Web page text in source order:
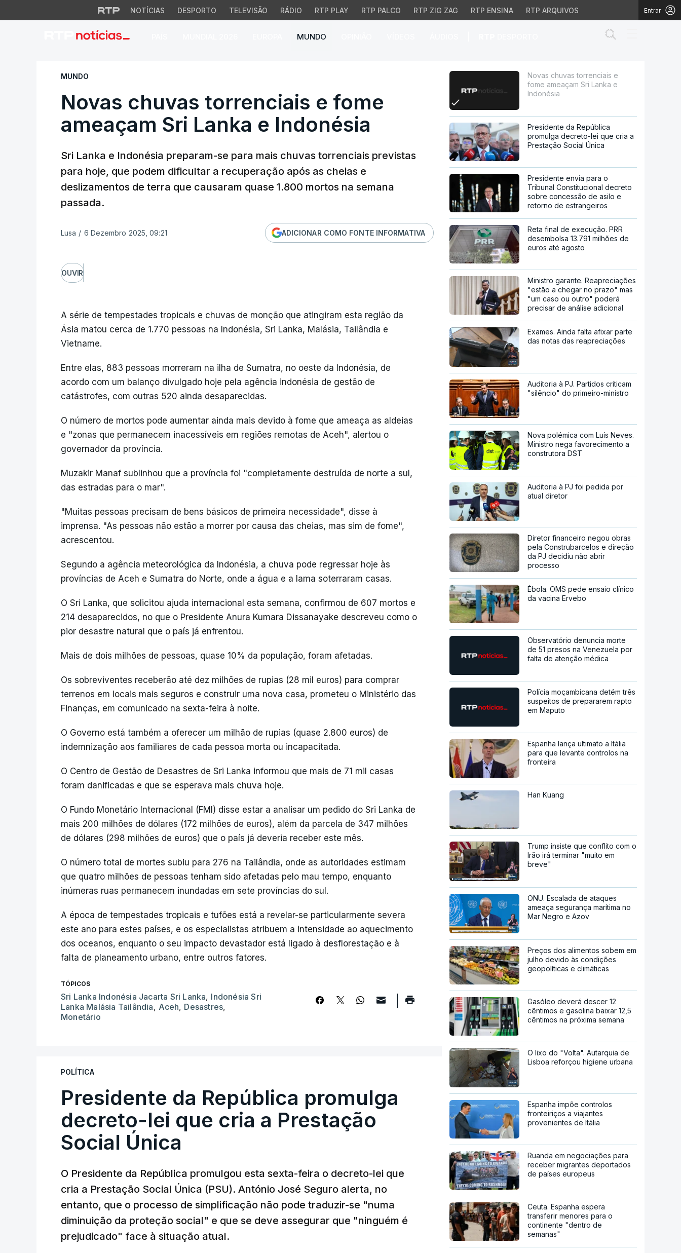
NOTÍCIAS DESPORTO TELEVISÃO RÁDIO RTP PLAY RTP PALCO RTP ZIG ZAG RTP ENSINA RTP ARQUIVOS Entrar
MUNDO
Novas chuvas torrenciais e fome ameaçam Sri Lanka e Indonésia
MUNDO
Novas chuvas torrenciais e fome
ameaçam Sri Lanka e Indonésia
Sri Lanka e Indonésia preparam-se para mais chuvas torrenciais previstas
para hoje, que podem dificultar a recuperação após as cheias e
deslizamentos de terra que causaram quase 1.800 mortos na semana
passada.
Lusa / 6 Dezembro 2025, 09:21 ADICIONAR COMO FONTE INFORMATIVA
OUVIR
A série de tempestades tropicais e chuvas de monção que atingiram esta região da
Ásia matou cerca de 1.770 pessoas na Indonésia, Sri Lanka, Malásia, Tailândia e
Vietname.
Entre elas, 883 pessoas morreram na ilha de Sumatra, no oeste da Indonésia, de
acordo com um balanço divulgado hoje pela agência indonésia de gestão de
catástrofes, com outras 520 ainda desaparecidas.
O número de mortos pode aumentar ainda mais devido à fome que ameaça as aldeias
e "zonas que permanecem inacessíveis em regiões remotas de Aceh", alertou o
governador da província.
Muzakir Manaf sublinhou que a província foi "completamente destruída de norte a sul,
das estradas para o mar".
"Muitas pessoas precisam de bens básicos de primeira necessidade", disse à
imprensa. "As pessoas não estão a morrer por causa das cheias, mas sim de fome",
acrescentou.
Segundo a agência meteorológica da Indonésia, a chuva pode regressar hoje às
províncias de Aceh e Sumatra do Norte, onde a água e a lama soterraram casas.
O Sri Lanka, que solicitou ajuda internacional esta semana, confirmou de 607 mortos e
214 desaparecidos, no que o Presidente Anura Kumara Dissanayake descreveu como o
pior desastre natural que o país já enfrentou.
Mais de dois milhões de pessoas, quase 10% da população, foram afetadas.
Os sobreviventes receberão até dez milhões de rupias (28 mil euros) para comprar
terrenos em locais mais seguros e construir uma nova casa, prometeu o Ministério das
Finanças, em comunicado na sexta-feira à noite.
O Governo está também a oferecer um milhão de rupias (quase 2.800 euros) de
indemnização aos familiares de cada pessoa morta ou incapacitada.
O Centro de Gestão de Desastres de Sri Lanka informou que mais de 71 mil casas
foram danificadas e que se esperava mais chuva hoje.
O Fundo Monetário Internacional (FMI) disse estar a analisar um pedido do Sri Lanka de
mais 200 milhões de dólares (172 milhões de euros), além da parcela de 347 milhões
de dólares (298 milhões de euros) que o país já deveria receber este mês.
O número total de mortes subiu para 276 na Tailândia, onde as autoridades estimam
que quatro milhões de pessoas tenham sido afetadas pelo mau tempo, enquanto
inúmeras ruas permanecem inundadas em sete províncias do sul.
A época de tempestades tropicais e tufões está a revelar-se particularmente severa
este ano para estes países, e os especialistas atribuem a intensidade ao aquecimento
dos oceanos, enquanto o seu impacto devastador está ligado à desflorestação e à
falta de planeamento urbano, entre outros fatores.
TÓPICOS
Sri Lanka Indonésia Jacarta Sri Lanka, Indonésia Sri
Lanka Malásia Tailândia, Aceh, Desastres,
Monetário
POLÍTICA
Presidente da República promulga
decreto-lei que cria a Prestação
Social Única
O Presidente da República promulgou esta sexta-feira o decreto-lei que
cria a Prestação Social Única (PSU). António José Seguro alerta, no
entanto, que o processo de simplificação não pode traduzir-se "numa
diminuição da proteção social" e que se deve assegurar que "ninguém é
prejudicado" face à situação atual.
Novas chuvas torrenciais e
fome ameaçam Sri Lanka e
Indonésia
Presidente da República
promulga decreto-lei que cria a
Prestação Social Única
Presidente envia para o
Tribunal Constitucional decreto
sobre concessão de asilo e
retorno de estrangeiros
Reta final de execução. PRR
desembolsa 13.791 milhões de
euros até agosto
Ministro garante. Reapreciações
"estão a chegar no prazo" mas
"um caso ou outro" poderá
precisar de análise adicional
Exames. Ainda falta afixar parte
das notas das reapreciações
Auditoria à PJ. Partidos criticam
"silêncio" do primeiro-ministro
Nova polémica com Luís Neves.
Ministro nega favorecimento a
construtora DST
Auditoria à PJ foi pedida por
atual diretor
Diretor financeiro negou obras
pela Construbarcelos e direção
da PJ decidiu não abrir
processo
Ébola. OMS pede ensaio clínico
da vacina Ervebo
Observatório denuncia morte
de 51 presos na Venezuela por
falta de atenção médica
Polícia moçambicana detém três
suspeitos de prepararem rapto
em Maputo
Espanha lança ultimato a Itália
para que levante controlos na
fronteira
Han Kuang
Trump insiste que conflito com o
Irão irá terminar "muito em
breve"
ONU. Escalada de ataques
ameaça segurança marítima no
Mar Negro e Azov
Preços dos alimentos sobem em
julho devido às condições
geopolíticas e climáticas
Gasóleo deverá descer 12
cêntimos e gasolina baixar 12,5
cêntimos na próxima semana
O lixo do "Volta". Autarquia de
Lisboa reforçou higiene urbana
Espanha impõe controlos
fronteiriços a viajantes
provenientes de Itália
Ruanda em negociações para
receber migrantes deportados
de países europeus
Ceuta. Espanha espera
transferir menores para o
continente "dentro de
semanas"